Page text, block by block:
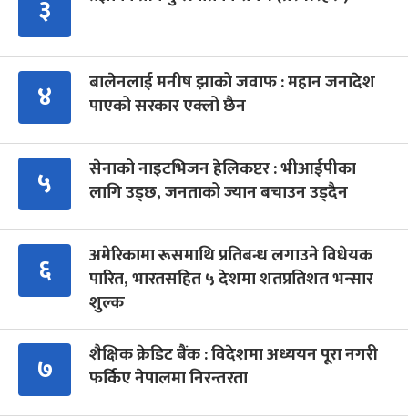
३
४
बालेनलाई मनीष झाको जवाफ : महान जनादेश
पाएको सरकार एक्लो छैन
५
सेनाको नाइटभिजन हेलिकप्टर : भीआईपीका
लागि उड्छ, जनताको ज्यान बचाउन उड्दैन
६
अमेरिकामा रूसमाथि प्रतिबन्ध लगाउने विधेयक
पारित, भारतसहित ५ देशमा शतप्रतिशत भन्सार
शुल्क
७
शैक्षिक क्रेडिट बैंक : विदेशमा अध्ययन पूरा नगरी
फर्किए नेपालमा निरन्तरता